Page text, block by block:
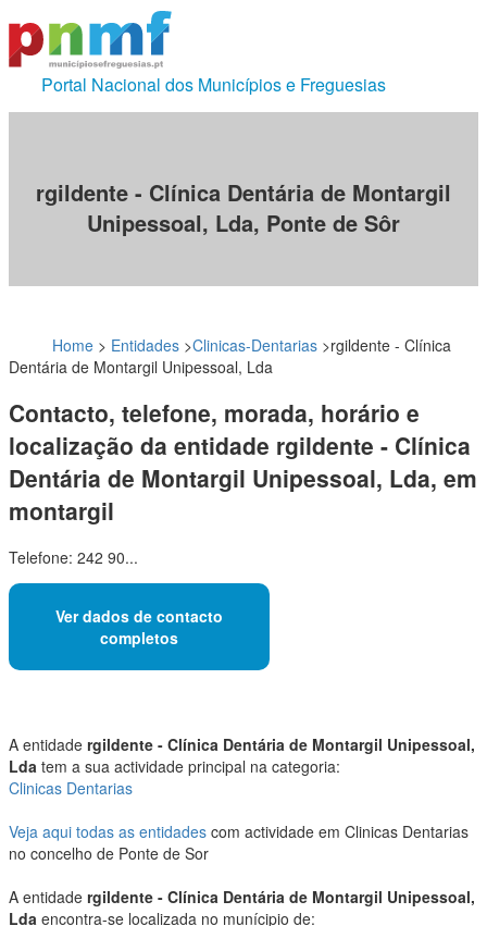
Portal Nacional dos Municípios e Freguesias
rgildente - Clínica Dentária de Montargil
Unipessoal, Lda, Ponte de Sôr
Home > Entidades >Clinicas-Dentarias >rgildente - Clínica
Dentária de Montargil Unipessoal, Lda
Contacto, telefone, morada, horário e
localização da entidade rgildente - Clínica
Dentária de Montargil Unipessoal, Lda, em
montargil
Telefone: 242 90...
Ver dados de contacto
completos
A entidade rgildente - Clínica Dentária de Montargil Unipessoal,
Lda tem a sua actividade principal na categoria:
Clinicas Dentarias
Veja aqui todas as entidades com actividade em Clinicas Dentarias
no concelho de Ponte de Sor
A entidade rgildente - Clínica Dentária de Montargil Unipessoal,
Lda encontra-se localizada no munícipio de: